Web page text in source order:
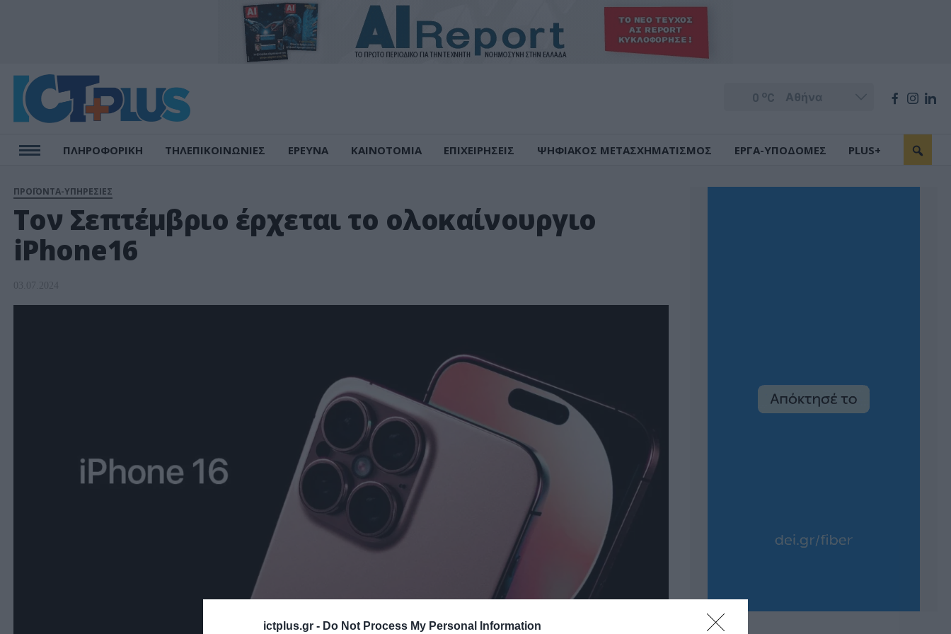
ictplus.gr - Do Not Process My Personal Information
0 oC
ΠΛΗΡΟΦΟΡΙΚΗ ΤΗΛΕΠΙΚΟΙΝΩΝΙΕΣ ΕΡΕΥΝΑ ΚΑΙΝΟΤΟΜΙΑ ΕΠΙΧΕΙΡΗΣΕΙΣ ΨΗΦΙΑΚΟΣ ΜΕΤΑΣΧΗΜΑΤΙΣΜΟΣ ΕΡΓΑ-ΥΠΟΔΟΜΕΣ PLUS+
ΠΡΟΪΟΝΤΑ-ΥΠΗΡΕΣΙΕΣ
Tον Σεπτέμβριο έρχεται το ολοκαίνουργιο
iPhone16
03.07.2024